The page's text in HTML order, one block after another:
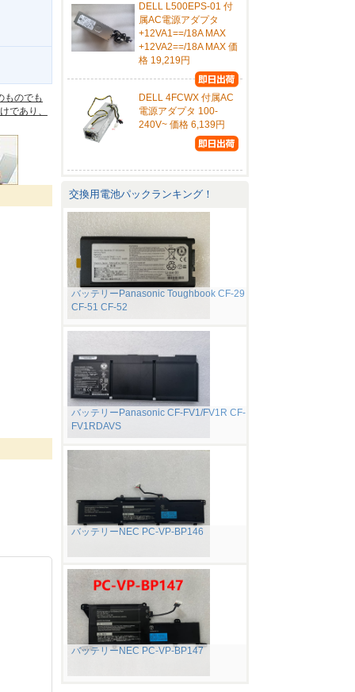
ものでも
であり、
DELL L500EPS-01 付
属AC電源アダプタ
+12VA1==/18A MAX
+12VA2==/18A MAX 価
格 19,219円
DELL 4FCWX 付属AC
電源アダプタ 100-
240V~ 価格 6,139円
交換用電池パックランキング！
バッテリーPanasonic Toughbook CF-29
CF-51 CF-52
バッテリーPanasonic CF-FV1/FV1R CF-
FV1RDAVS
バッテリーNEC PC-VP-BP146
バッテリーNEC PC-VP-BP147